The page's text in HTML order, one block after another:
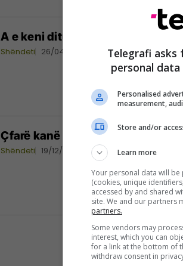
A e keni ditur se nuk ekzistojnë
Shëndeti 26/04/2017
Çfarë kanë të përbashkët njerëzit
Shëndeti 19/12/2016
Telegrafi asks
personal
Personalised
measurement,
Store and/or
Learn more
Your personal data will
(cookies, unique
accessed by and shared
site. We and our partners
partners.
Some vendors may
interest, which you can
for a link at the bottom of
withdraw consent in